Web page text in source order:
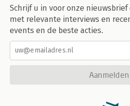
Schrijf u in voor onze
met relevante interviews en
events en de beste acties.
Aanmelden